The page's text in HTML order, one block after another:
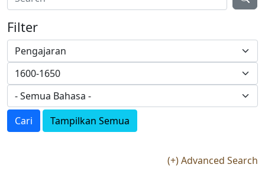
Filter
Cari Tampilkan Semua
(+) Advanced Search